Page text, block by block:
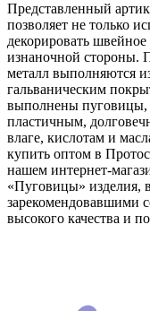
Представленный
позволяет не только
декорировать
изнаночной стороны.
металл выполняются
гальваническим
выполнены пуговицы,
пластичным,
влаге, кислотам и
купить оптом в
нашем интернет-
«Пуговицы» изделия,
зарекомендовавшими
высокого качества и